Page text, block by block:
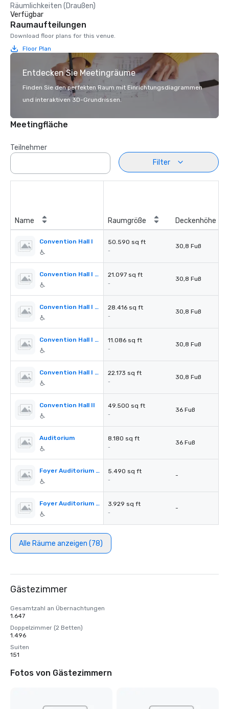
Räumlichkeiten (Draußen)
Verfügbar
Raumaufteilungen
Download floor plans for this venue.
Floor Plan
Entdecken Sie Meetingräume
Finden Sie den perfekten Raum mit Einrichtungsdiagrammen
und interaktiven 3D-Grundrissen.
Meetingfläche
Teilnehmer
Filter
Name Raumgröße Deckenhöhe
Convention Hall I 50.590 sq ft
-
30,8 Fuß
Convention Hall I Section A 21.097 sq ft
-
30,8 Fuß
Convention Hall I Section A+B 28.416 sq ft
-
30,8 Fuß
Convention Hall I Section C 11.086 sq ft
-
30,8 Fuß
Convention Hall I Section C+D 22.173 sq ft
-
30,8 Fuß
Convention Hall II 49.500 sq ft
-
36 Fuß
Auditorium 8.180 sq ft
-
36 Fuß
Foyer Auditorium 1st Floor 5.490 sq ft
-
-
Foyer Auditorium 2nd Floor 3.929 sq ft
-
-
Alle Räume anzeigen (78)
Gästezimmer
Gesamtzahl an Übernachtungen
1.647
Doppelzimmer (2 Betten)
1.496
Suiten
151
Fotos von Gästezimmern